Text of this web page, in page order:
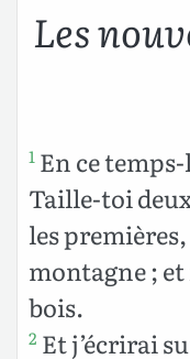
Les
1 En ce
Taille-toi
les
montagne ;
bois.
2 Et j’écrirai